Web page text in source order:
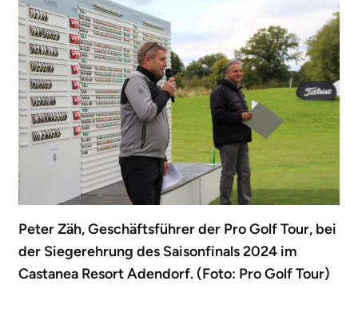
Peter Zäh, Geschäftsführer der Pro Golf Tour, bei
der Siegerehrung des Saisonfinals 2024 im
Castanea Resort Adendorf. (Foto: Pro Golf Tour)